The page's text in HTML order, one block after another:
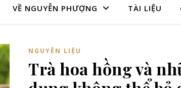
VỀ NGUYỄN PHƯỢNG TÀI LIỆU
NGUYÊN LIỆU
Trà hoa hồng và